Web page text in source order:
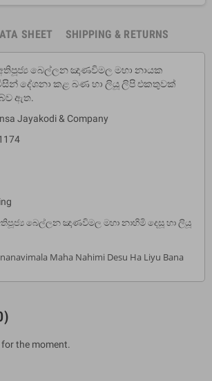
SHEET SHIPPING & RETURNS
බෙල්ලන ඤාණවිමල මහා නායක
දේශනා කළ බණ හා ලියූ ලිපි එකතුවක්
ඇත.
Jayakodi & Company
බෙල්ලන ඤාණවිමල මහා නාහිමි දෙසූ හා ලියූ
Maha Nahimi Desu Ha Liyu Bana
the moment.